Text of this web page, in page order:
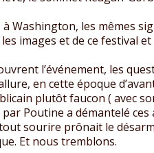
Washington, les mêmes
images et de ce festival
l’événement, les
en cette époque
plutôt faucon ( avec
Poutine a démantelé ces
sourire prônait le
Et nous tremblons.